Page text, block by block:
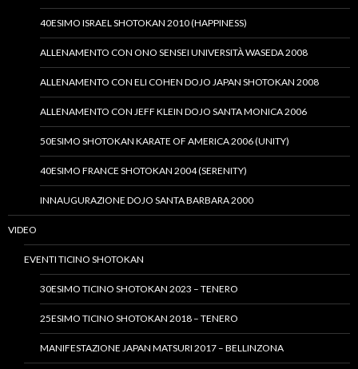
40ESIMO ISRAEL SHOTOKAN 2010 (HAPPINESS)
ALLENAMENTO CON ONO SENSEI UNIVERSITÀ WASEDA 2008
ALLENAMENTO CON ELI COHEN DOJO JAPAN SHOTOKAN 2008
ALLENAMENTO CON JEFF KLEIN DOJO SANTA MONICA 2006
50ESIMO SHOTOKAN KARATE OF AMERICA 2006 (UNITY)
40ESIMO FRANCE SHOTOKAN 2004 (SERENITY)
INNAUGURAZIONE DOJO SANTA BARBARA 2000
VIDEO
EVENTI TICINO SHOTOKAN
30ESIMO TICINO SHOTOKAN 2023 – TENERO
25ESIMO TICINO SHOTOKAN 2018 – TENERO
MANIFESTAZIONE JAPAN MATSURI 2017 – BELLINZONA